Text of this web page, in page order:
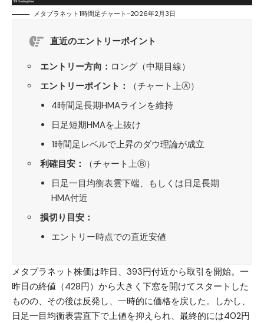
メタプラネット1時間足チャート-2026年2月3日
直近のエントリーポイント
エントリー方向： ロング（中期目線）
エントリーポイント：
（チャート上Ⓐ）
4時間足長期HMAラインを維持
日足短期HMAを上抜け
1時間足レベルで上昇のダウ理論が成立
利確目安：
（チャート上Ⓑ）
日足一目均衡表雲下端、もしくは日足長期
HMA付近
損切り目安：
エントリー時点での直近安値
メタプラネット株価は昨日、393円付近から取引を開始。一
昨日の終値（428円）から大きく下窓を開けてスタートした
ものの、その後は反発し、一時的に価格を戻した。しかし、
日足一目均衡表雲直下で上値を抑えられ、最終的には402円